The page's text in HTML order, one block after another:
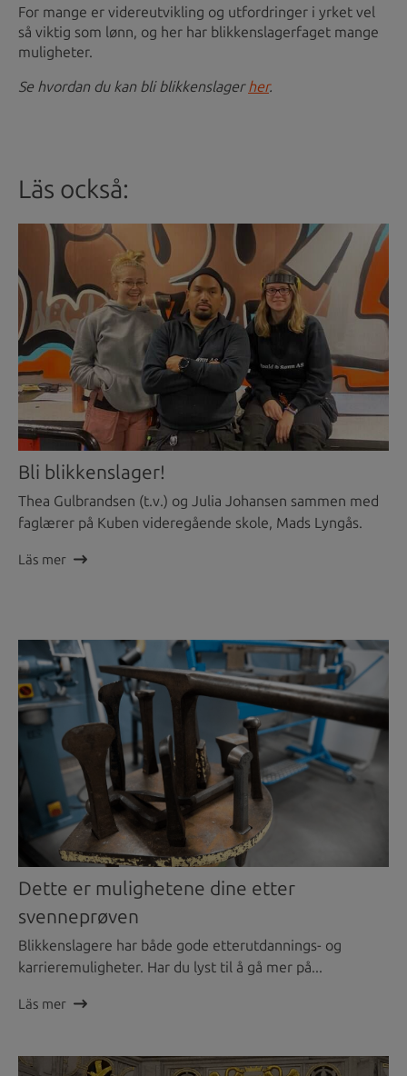
For mange er videreutvikling og utfordringer i yrket vel
så viktig som lønn, og her har blikkenslagerfaget mange
muligheter.
Se hvordan du kan bli blikkenslagerher.
Läs också:
Bli blikkenslager!
Thea Gulbrandsen (t.v.) og Julia Johansen sammen med
faglærer på Kuben videregående skole, Mads Lyngås.
Läs mer
Dette er mulighetene dine etter
svenneprøven
Blikkenslagere har både gode etterutdannings- og
karrieremuligheter. Har du lyst til å gå mer på...
Läs mer